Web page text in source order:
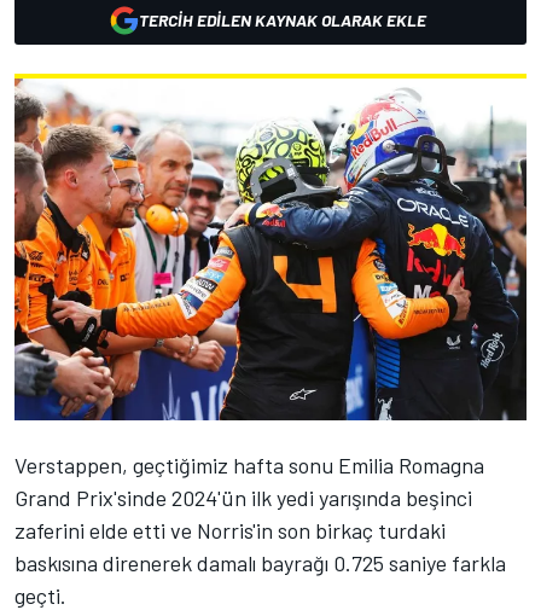
TERCIH EDILEN KAYNAK OLARAK EKLE
Verstappen, geçtiğimiz hafta sonu Emilia Romagna
Grand Prix'sinde 2024'ün ilk yedi yarışında beşinci
zaferini elde etti ve Norris'in son birkaç turdaki
baskısına direnerek damalı bayrağı 0.725 saniye farkla
geçti.